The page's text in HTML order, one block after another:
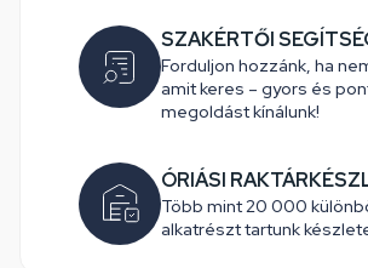
SZAKÉRTŐI
Forduljon hozzánk, ha
amit keres – gyors és
megoldást kínálunk!
ÓRIÁSI
Több mint 20 000
alkatrészt tartunk